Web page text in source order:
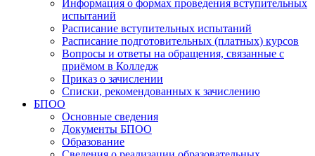
Информация о формах проведения вступительных
испытаний
Расписание вступительных испытаний
Расписание подготовительных (платных) курсов
Вопросы и ответы на обращения, связанные с
приёмом в Колледж
Приказ о зачислении
Списки, рекомендованных к зачислению
БПОО
Основные сведения
Документы БПОО
Образование